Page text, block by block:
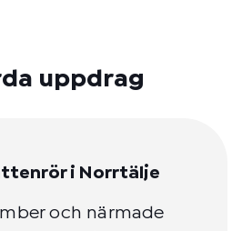
uppdrag
i Norrtälje
och närmade